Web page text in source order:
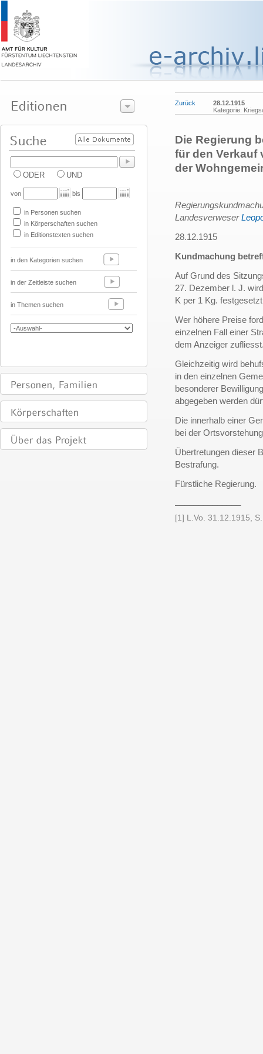
ODER UND
von bis
in Personen suchen
in Körperschaften suchen
in Editionstexten suchen
in den Kategorien suchen
in der Zeitleiste suchen
in Themen suchen
Zurück
28.12.1915
Kategorie:
Die Regierung
für den Verkauf
der
Landesverweser
28.12.1915
Kundmachung
Auf Grund des
27. Dezember l. J.
K per 1 Kg.
Wer höhere Preise
einzelnen Fall einer
dem Anzeiger
Gleichzeitig wird
in den einzelnen
besonderer
abgegeben werden
Die innerhalb einer
bei der
Übertretungen dieser
Bestrafung.
Fürstliche Regierung.
[1] L.Vo. 31.12.1915,